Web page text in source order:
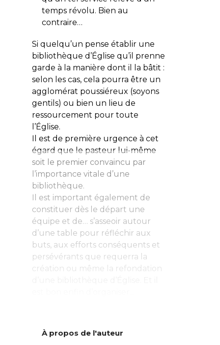
temps révolu. Bien au
contraire…
Si quelqu’un pense établir une
bibliothèque d’Église qu’il prenne
garde à la manière dont il la bâtit :
selon les cas, cela pourra être un
agglomérat poussiéreux (soyons
gentils) ou bien un lieu de
ressourcement pour toute
l’Église.
Il est de première urgence à cet
égard que le pasteur lui-même
soit le premier convaincu par
l’importance vitale d’une
bibliothèque.
Il est important également de
constituer dès le départ une
équipe et de… s’asseoir autour
d’une table pour réfléchir aux
buts, aux efforts conséquents et
persévérants que requerra la
création ou même la refondation
À propos de l'auteur